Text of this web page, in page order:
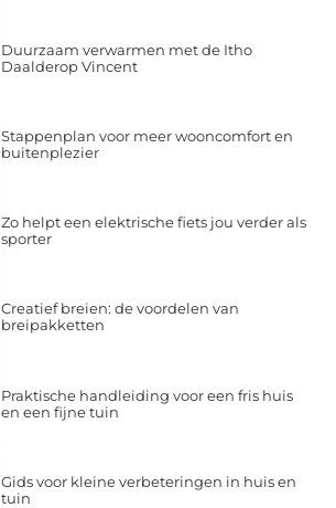
Duurzaam verwarmen met de Itho
Daalderop Vincent
Stappenplan voor meer wooncomfort en
buitenplezier
Zo helpt een elektrische fiets jou verder als
sporter
Creatief breien: de voordelen van
breipakketten
Praktische handleiding voor een fris huis
en een fijne tuin
Gids voor kleine verbeteringen in huis en
tuin